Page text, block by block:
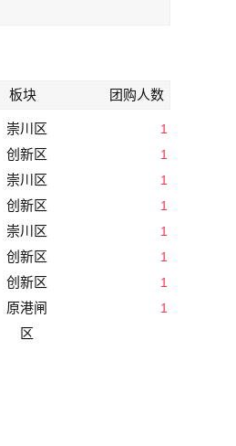
板块 团购人数
崇川区 1
创新区 1
崇川区 1
创新区 1
崇川区 1
创新区 1
创新区 1
原港闸
区
1